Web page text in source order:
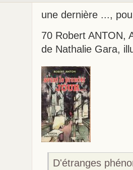
une dernière ...,
70 Robert ANTON,
de Nathalie Gara,
D'étranges